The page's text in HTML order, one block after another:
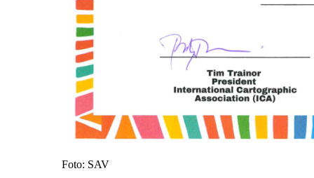
Foto: SAV